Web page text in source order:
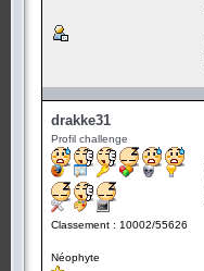
drakke31
Profil challenge
Classement : 10002/55626
Néophyte